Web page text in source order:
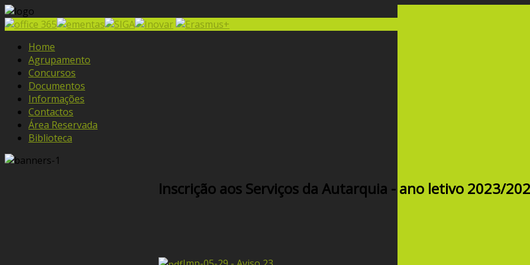
Home
Agrupamento
Concursos
Documentos
Informações
Contactos
Área Reservada
Biblioteca
Inscrição aos Serviços da Autarquia - ano letivo 2023/